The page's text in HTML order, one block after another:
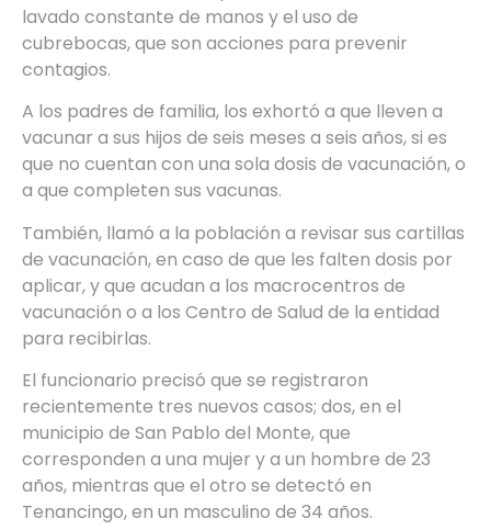
lavado constante de manos y el uso de
cubrebocas, que son acciones para prevenir
contagios.
A los padres de familia, los exhortó a que lleven a
vacunar a sus hijos de seis meses a seis años, si es
que no cuentan con una sola dosis de vacunación, o
a que completen sus vacunas.
También, llamó a la población a revisar sus cartillas
de vacunación, en caso de que les falten dosis por
aplicar, y que acudan a los macrocentros de
vacunación o a los Centro de Salud de la entidad
para recibirlas.
El funcionario precisó que se registraron
recientemente tres nuevos casos; dos, en el
municipio de San Pablo del Monte, que
corresponden a una mujer y a un hombre de 23
años, mientras que el otro se detectó en
Tenancingo, en un masculino de 34 años.